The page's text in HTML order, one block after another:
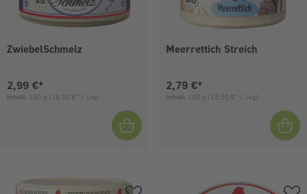
ZwiebelSchmelz
Aktueller Preis:
2,99 €*
Inhalt: 150 g (19,93 €* / 1kg)
Meerrettich Streich
Aktueller Preis:
2,79 €*
Inhalt: 180 g (15,50 €* / 1kg)